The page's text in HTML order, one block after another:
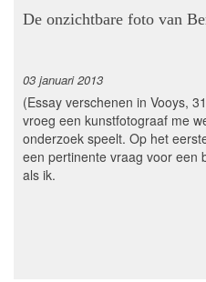
De onzichtbare foto van
03 januari 2013
(Essay verschenen in Vooys,
vroeg een kunstfotograaf me
onderzoek speelt. Op het
een pertinente vraag voor een
als ik.